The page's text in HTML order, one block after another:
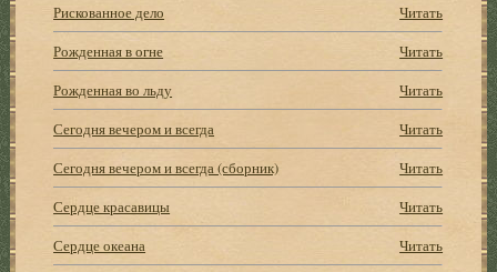
Рискованное дело
Читать
Рожденная в огне
Читать
Рожденная во льду
Читать
Сегодня вечером и всегда
Читать
Сегодня вечером и всегда (сборник)
Читать
Сердце красавицы
Читать
Сердце океана
Читать